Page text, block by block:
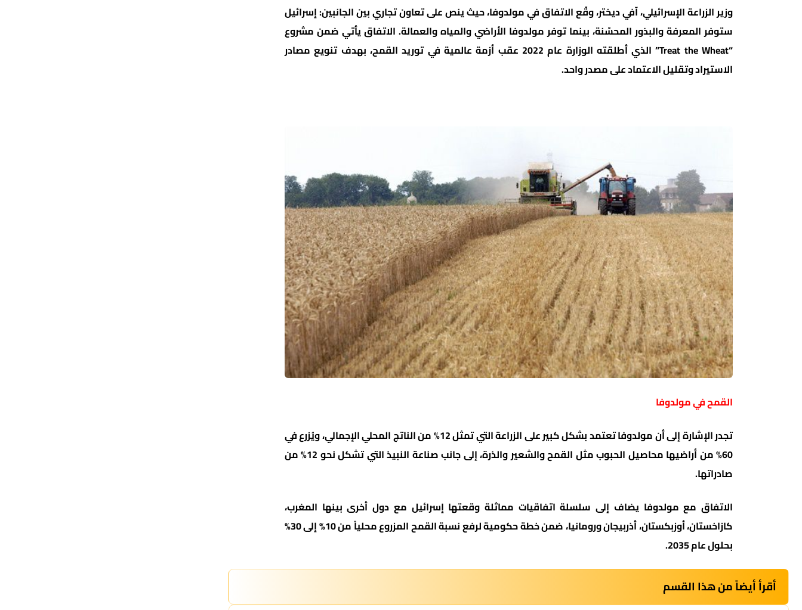
وزير الزراعة الإسرائيلي، آفي ديختر، وقّع الاتفاق في مولدوفا، حيث ينص على تعاون تجاري بين الجانبين: إسرائيل
ستوفر المعرفة والبذور المحسّنة، بينما توفر مولدوفا الأراضي والمياه والعمالة. الاتفاق يأتي ضمن مشروع
“Treat the Wheat” الذي أطلقته الوزارة عام 2022 عقب أزمة عالمية في توريد القمح، بهدف تنويع مصادر
الاستيراد وتقليل الاعتماد على مصدر واحد.
القمح في مولدوفا
تجدر الإشارة إلى أن مولدوفا تعتمد بشكل كبير على الزراعة التي تمثل 12% من الناتج المحلي الإجمالي، ويُزرع في
60% من أراضيها محاصيل الحبوب مثل القمح والشعير والذرة، إلى جانب صناعة النبيذ التي تشكل نحو 12% من
صادراتها.
الاتفاق مع مولدوفا يضاف إلى سلسلة اتفاقيات مماثلة وقعتها إسرائيل مع دول أخرى بينها المغرب،
كازاخستان، أوزبكستان، أذربيجان ورومانيا، ضمن خطة حكومية لرفع نسبة القمح المزروع محلياً من 10% إلى 30%
بحلول عام 2035.
أقرأ أيضاً من هذا القسم